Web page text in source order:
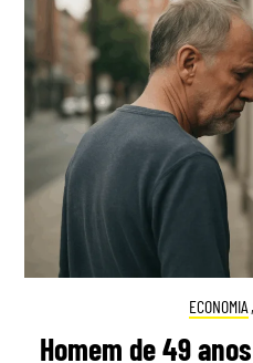
ECONOMIA ,
Homem de 49